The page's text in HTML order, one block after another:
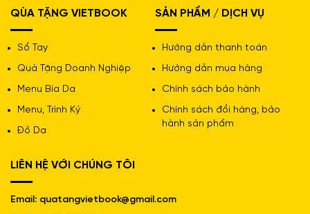
QÙA TẶNG VIETBOOK
Sổ Tay
Quà Tặng Doanh Nghiệp
Menu Bìa Da
Menu, Trình Ký
Đồ Da
SẢN PHẨM / DỊCH VỤ
Hướng dẫn thanh toán
Hướng dẫn mua hàng
Chính sách bảo hành
Chính sách đổi hàng, bảo
hành sản phẩm
LIÊN HỆ VỚI CHÚNG TÔI
Email: quatangvietbook@gmail.com